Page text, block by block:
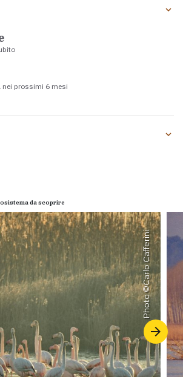
nei prossimi 6 mesi
da scoprire
Photo ©
Carlo Cafferini